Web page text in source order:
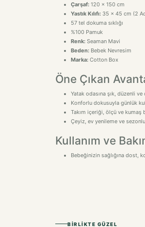
Çarşaf: 120 x 150 cm
Yastık Kılıfı: 35 x 45 cm (2
57 tel dokuma sıklığı
%100 Pamuk
Renk: Seaman Mavi
Beden: Bebek Nevresim
Marka: Cotton Box
Öne Çıkan
Yatak odasına şık, düzenli
Konforlu dokusuyla günlük
Takım içeriği, ölçü ve kumaş
Çeyiz, ev yenileme ve
Kullanım ve
Bebeğinizin sağlığına dost,
BIRLIKTE GÜZEL